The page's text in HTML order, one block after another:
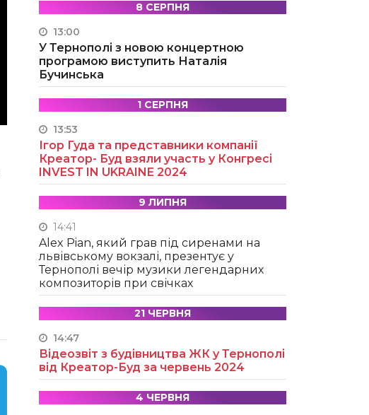
8 СЕРПНЯ
13:00
У Тернополі з новою концертною
програмою виступить Наталія
Бучинська
1 СЕРПНЯ
13:53
Ігор Гуда та представники компанії
Креатор- Буд взяли участь у Конгресі
INVEST IN UKRAINE 2024
9 ЛИПНЯ
14:41
Alex Pian, який грав під сиренами на
львівському вокзалі, презентує у
Тернополі вечір музики легендарних
композиторів при свічках
21 ЧЕРВНЯ
14:47
Відеозвіт з будівництва ЖК у Тернополі
від Креатор-Буд за червень 2024
4 ЧЕРВНЯ